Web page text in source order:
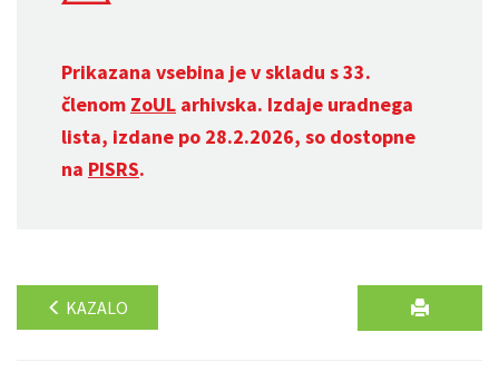
Prikazana vsebina je v skladu s 33.
členom ZoUL arhivska. Izdaje uradnega
lista, izdane po 28.2.2026, so dostopne
na PISRS.
KAZALO